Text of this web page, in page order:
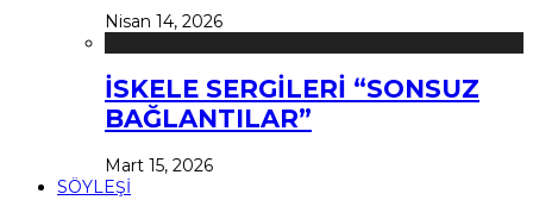
Nisan 14, 2026
İSKELE SERGİLERİ “SONSUZ
BAĞLANTILAR”
Mart 15, 2026
SÖYLEŞİ